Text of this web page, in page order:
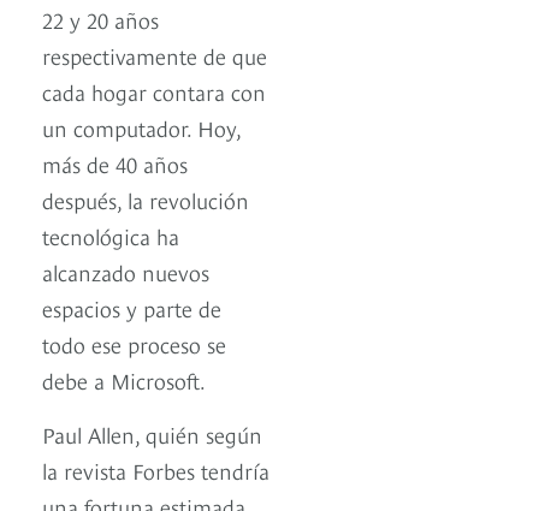
22 y 20 años
respectivamente de que
cada hogar contara con
un computador. Hoy,
más de 40 años
después, la revolución
tecnológica ha
alcanzado nuevos
espacios y parte de
todo ese proceso se
debe a Microsoft.
Paul Allen, quién según
la revista Forbes tendría